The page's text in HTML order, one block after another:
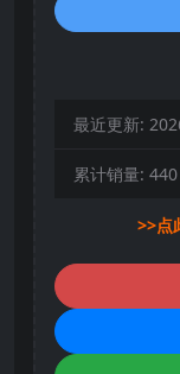
最近更新:
累计销量: 440
>>点